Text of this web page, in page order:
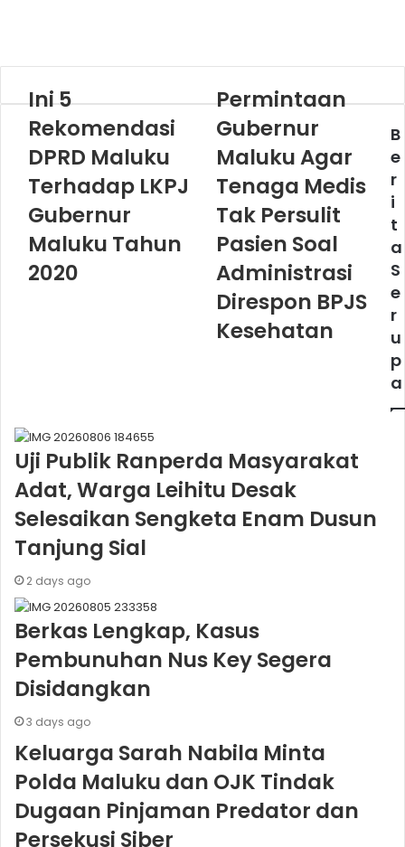
Ini 5
Rekomendasi
DPRD Maluku
Terhadap LKPJ
Gubernur
Maluku Tahun
2020
Permintaan
Gubernur
Maluku Agar
Tenaga Medis
Tak Persulit
Pasien Soal
Administrasi
Direspon BPJS
Kesehatan
B
e
r
i
t
a
S
e
r
u
p
a
Uji Publik Ranperda Masyarakat
Adat, Warga Leihitu Desak
Selesaikan Sengketa Enam Dusun
Tanjung Sial
2 days ago
Berkas Lengkap, Kasus
Pembunuhan Nus Key Segera
Disidangkan
3 days ago
Keluarga Sarah Nabila Minta
Polda Maluku dan OJK Tindak
Dugaan Pinjaman Predator dan
Persekusi Siber